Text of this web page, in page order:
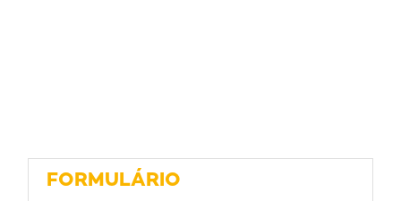
FORMULÁRIO